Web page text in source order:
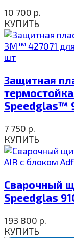
10 700 р.
КУПИТЬ
Защитная
Speedglas™
7 750 р.
КУПИТЬ
Сварочный
Speedglas
193 800 р.
КУПИТЬ